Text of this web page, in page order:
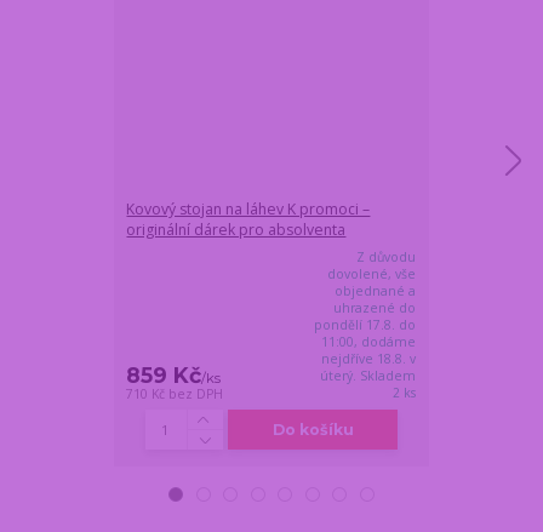
Kovový stojan na láhev K promoci –
originální dárek pro absolventa
859 Kč/ks
710 Kč bez DPH
Z důvodu
dovolené, vše
objednané a
uhrazené do
pondělí 17.8. do
11:00, dodáme
nejdříve 18.8. v
úterý. Skladem
2 ks
Do košíku